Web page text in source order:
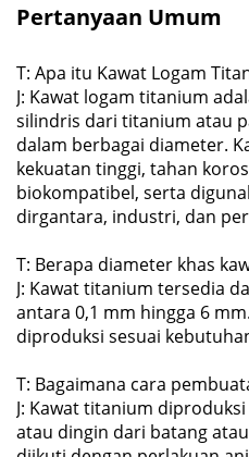
Pertanyaan Umum
T: Apa itu Kawat Logam
J: Kawat logam titanium
silindris dari titanium atau
dalam berbagai diameter.
kekuatan tinggi, tahan
biokompatibel, serta
dirgantara, industri, dan
T: Berapa diameter khas
J: Kawat titanium tersedia
antara 0,1 mm hingga 6
diproduksi sesuai
T: Bagaimana cara
J: Kawat titanium
atau dingin dari batang